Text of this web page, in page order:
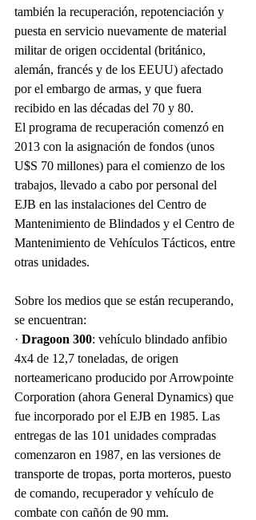
también la recuperación, repotenciación y
puesta en servicio nuevamente de material
militar de origen occidental (británico,
alemán, francés y de los EEUU) afectado
por el embargo de armas, y que fuera
recibido en las décadas del 70 y 80.
El programa de recuperación comenzó en
2013 con la asignación de fondos (unos
U$S 70 millones) para el comienzo de los
trabajos, llevado a cabo por personal del
EJB en las instalaciones del Centro de
Mantenimiento de Blindados y el Centro de
Mantenimiento de Vehículos Tácticos, entre
otras unidades.
Sobre los medios que se están recuperando,
se encuentran:
· Dragoon 300: vehículo blindado anfibio
4x4 de 12,7 toneladas, de origen
norteamericano producido por Arrowpointe
Corporation (ahora General Dynamics) que
fue incorporado por el EJB en 1985. Las
entregas de las 101 unidades compradas
comenzaron en 1987, en las versiones de
transporte de tropas, porta morteros, puesto
de comando, recuperador y vehículo de
combate con cañón de 90 mm.